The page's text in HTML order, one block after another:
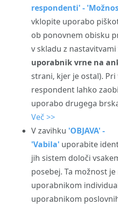
respondenti' -
vklopite uporabo
ob ponovnem obisku
v skladu z
uporabnik vrne na
strani, kjer je ostal).
respondent lahko
uporabo drugega
Več >>
V zavihku 'OBJAVA' -
'Vabila' uporabite
jih sistem določi
posebej. Ta možnost je
uporabnikom
uporabnikom